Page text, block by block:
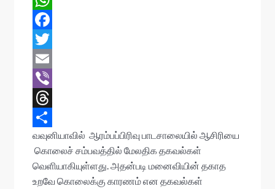
W
h
a
t
s
A
p
p
F
a
c
e
b
o
o
T
w
t
e
E
m
a
i
l
V
b
e
T
h
r
S
h
வவுனியாவில் ஆரம்பப்பிரிவு பாடசாலையில் ஆசிரியை
கொலைச் சம்பவத்தில் மேலதிக தகவல்கள்
வெளியாகியுள்ளது. அதன்படி மனைவியின் தகாத
உறவே கொலைக்கு காரணம் என தகவல்கள்